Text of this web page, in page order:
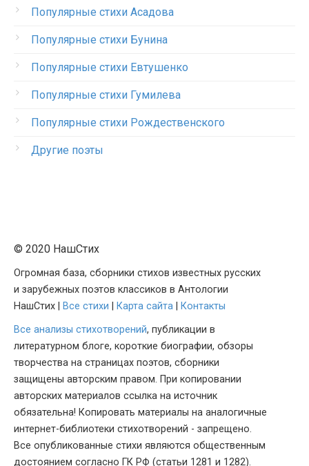
Популярные стихи Асадова
Популярные стихи Бунина
Популярные стихи Евтушенко
Популярные стихи Гумилева
Популярные стихи Рождественского
Другие поэты
© 2020 НашСтих
Огромная база, сборники стихов известных русских
и зарубежных поэтов классиков в Антологии
НашСтих |
Все стихи Карта сайта
Контакты
Все анализы стихотворений, публикации в
литературном блоге, короткие биографии, обзоры
творчества на страницах поэтов, сборники
защищены авторским правом. При копировании
авторских материалов ссылка на источник
обязательна! Копировать материалы на аналогичные
интернет-библиотеки стихотворений - запрещено.
Все опубликованные стихи являются общественным
достоянием согласно ГК РФ (статьи 1281 и 1282).